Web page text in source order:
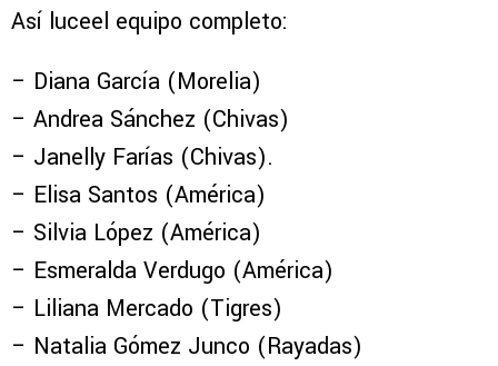
Así luceel equipo completo:
– Diana García (Morelia)
– Andrea Sánchez (Chivas)
– Janelly Farías (Chivas).
– Elisa Santos (América)
– Silvia López (América)
– Esmeralda Verdugo (América)
– Liliana Mercado (Tigres)
– Natalia Gómez Junco (Rayadas)